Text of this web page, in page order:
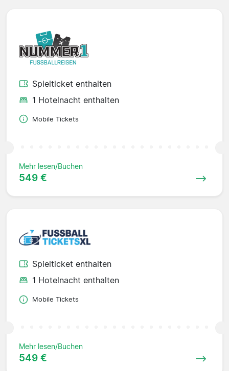
Spielticket enthalten
1 Hotelnacht enthalten
Mobile Tickets
Mehr lesen/Buchen
549 €
Spielticket enthalten
1 Hotelnacht enthalten
Mobile Tickets
Mehr lesen/Buchen
549 €